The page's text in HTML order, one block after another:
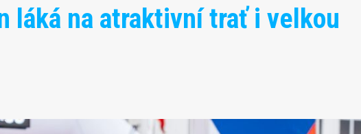
láká na atraktivní trať i velkou